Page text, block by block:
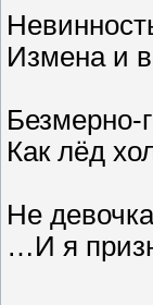
Измена и
Безмерно-
Как лёд
Не
…И я